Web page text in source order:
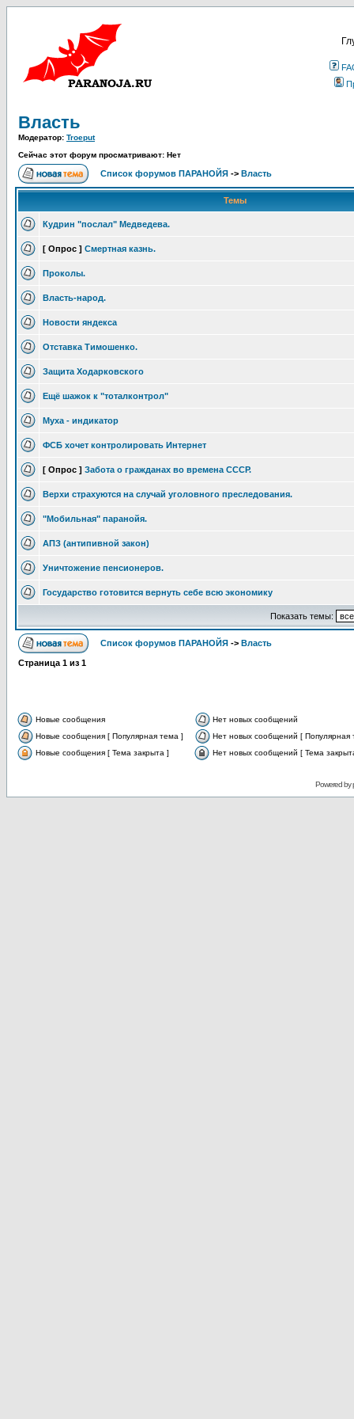
Власть
Модератор: Troeput
Сейчас этот форум просматривают: Нет
Список форумов ПАРАНОЙЯ -> Власть
Темы
Кудрин "послал" Медведева.
[ Опрос ] Смертная казнь.
Проколы.
Власть-народ.
Новости яндекса
Отставка Тимошенко.
Защита Ходарковского
Ещё шажок к "тоталконтрол"
Муха - индикатор
ФСБ хочет контролировать Интернет
[ Опрос ] Забота о гражданах во времена СССР.
Верхи страхуются на случай уголовного преследования.
"Мобильная" паранойя.
АПЗ (антипивной закон)
Уничтожение пенсионеров.
Государство готовится вернуть себе всю экономику
Показать темы:
Список форумов ПАРАНОЙЯ -> Власть
Страница 1 из 1
Новые сообщения
Нет новых сообщений
Новые сообщения [ Популярная тема ]
Нет новых сообщений [ Популярная
Новые сообщения [ Тема закрыта ]
Нет новых сообщений [ Тема
Powered by